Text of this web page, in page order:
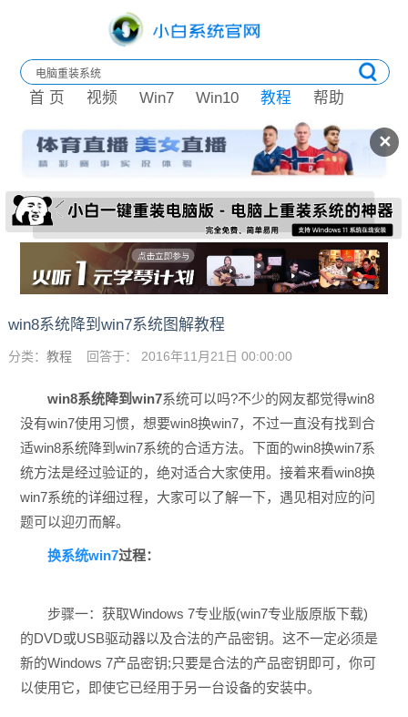
✕
首 页 视频 Win7 Win10 教程 帮助
win8系统降到win7系统图解教程
分类： 教程 回答于： 2016年11月21日 00:00:00
win8系统降到win7系统可以吗?不少的网友都觉得win8
没有win7使用习惯，想要win8换win7，不过一直没有找到合
适win8系统降到win7系统的合适方法。下面的win8换win7系
统方法是经过验证的，绝对适合大家使用。接着来看win8换
win7系统的详细过程，大家可以了解一下，遇见相对应的问
题可以迎刃而解。
换系统win7过程：
步骤一：获取Windows 7专业版(win7专业版原版下载)
的DVD或USB驱动器以及合法的产品密钥。这不一定必须是
新的Windows 7产品密钥;只要是合法的产品密钥即可，你可
以使用它，即使它已经用于另一台设备的安装中。